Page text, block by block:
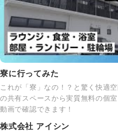
寮に行ってみた
これが「寮」なの！？と驚く快適
の共有スペースから実質無料の個
動画で確認できます！
株式会社 アイシン